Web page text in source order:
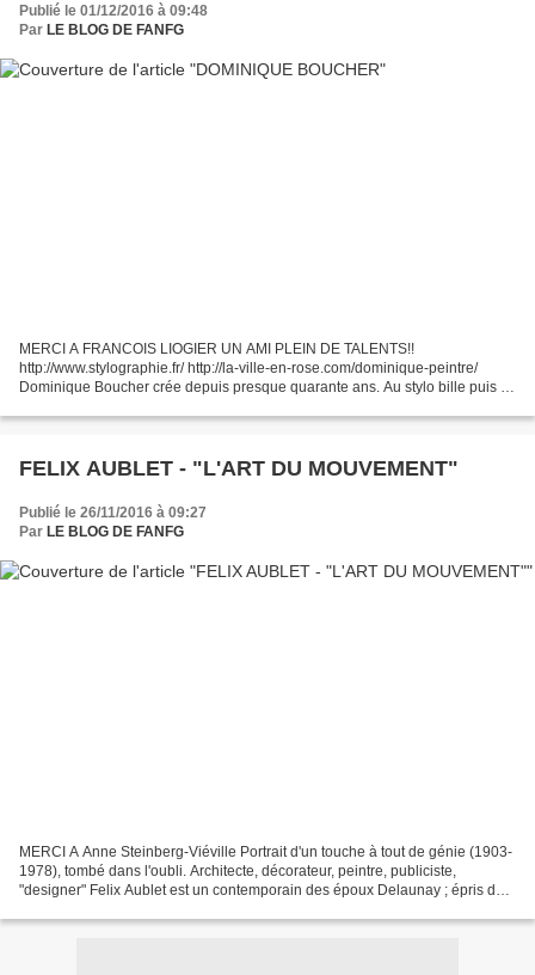
Publié le 01/12/2016 à 09:48
Par LE BLOG DE FANFG
MERCI A FRANCOIS LIOGIER UN AMI PLEIN DE TALENTS!!
http://www.stylographie.fr/ http://la-ville-en-rose.com/dominique-peintre/
Dominique Boucher crée depuis presque quarante ans. Au stylo bille puis à
FELIX AUBLET - "L'ART DU MOUVEMENT"
Publié le 26/11/2016 à 09:27
Par LE BLOG DE FANFG
MERCI A Anne Steinberg-Viéville Portrait d'un touche à tout de génie (1903-
1978), tombé dans l'oubli. Architecte, décorateur, peintre, publiciste,
"designer" Felix Aublet est un contemporain des époux Delaunay ; épris de